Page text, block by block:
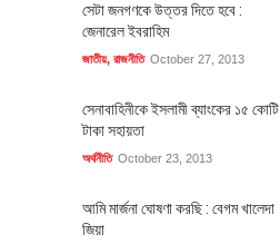
সেটা জনগণকে উত্তর দিতে হবে :
জেনারেল ইবরাহিম
জাতীয়, রাজনীতি October 27, 2013
সেনাবাহিনীকে ইসলামী ব্যাংকের ১৫ কোটি
টাকা সহায়তা
অর্থনীতি October 23, 2013
আমি মার্জনা ঘোষণা করছি : বেগম খালেদা
জিয়া